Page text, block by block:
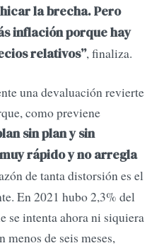
la brecha. Pero
inflación porque hay
relativos”, finaliza.
una devaluación revierte
como previene
sin plan y sin
rápido y no arregla
de tanta distorsión es el
En 2021 hubo 2,3% del
se intenta ahora ni siquiera
de seis meses,